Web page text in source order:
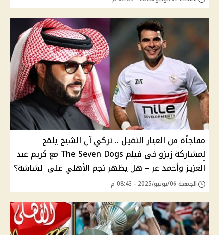
مفاجأة من العيار الثقيل .. تركي آل الشيخ يلمّح
لمشاركة زيزو في فيلم The Seven Dogs مع كريم عبد
العزيز وأحمد عز – هل يظهر نجم الأهلي على الشاشة؟
الجمعة 06/يونيو/2025 - 08:43 م